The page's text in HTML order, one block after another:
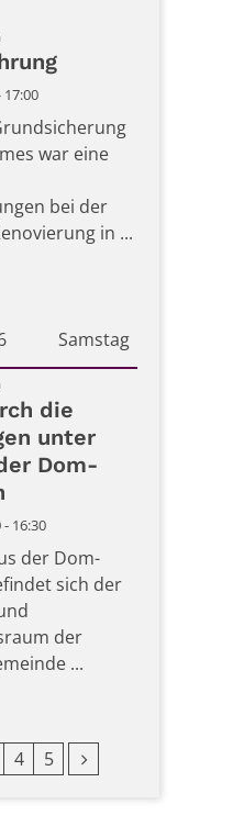
:
17:00
war eine
bei der
in ...
Samstag
2026
:
die
unter
Dom-
- 16:30
der Dom-
sich der
der
...
4 5 Nächste Seite